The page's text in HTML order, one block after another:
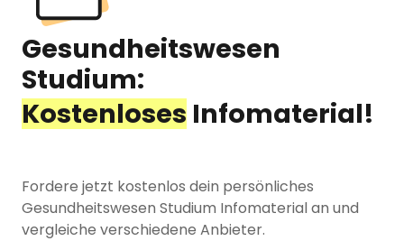
Gesundheitswesen
Studium:
Kostenloses Infomaterial!
Fordere jetzt kostenlos dein persönliches
Gesundheitswesen Studium Infomaterial an und
vergleiche verschiedene Anbieter.